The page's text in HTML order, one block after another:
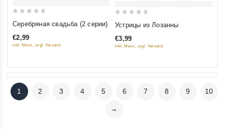
out
of
Серебряная свадьба (2 серии)
€2,99
inkl. Mwst., zzgl. Versand
out
of
Устрицы из Лозанны
€3,99
inkl. Mwst., zzgl. Versand
1 2 3 4 5 6 7 8 9 10
→